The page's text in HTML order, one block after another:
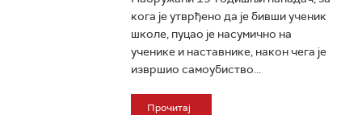
кога је утврђено да је бивши ученик
школе, пуцао је насумично на
ученике и наставнике, након чега је
извршио самоубиство...
Прочитај